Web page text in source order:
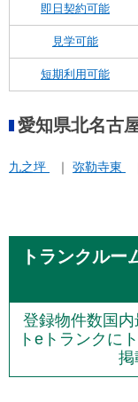
即日契約可能
見学可能
短期利用可能
愛知県北名古
九之坪 弥勒寺東
トランクル
登録物件数国
トeトランクに
掲